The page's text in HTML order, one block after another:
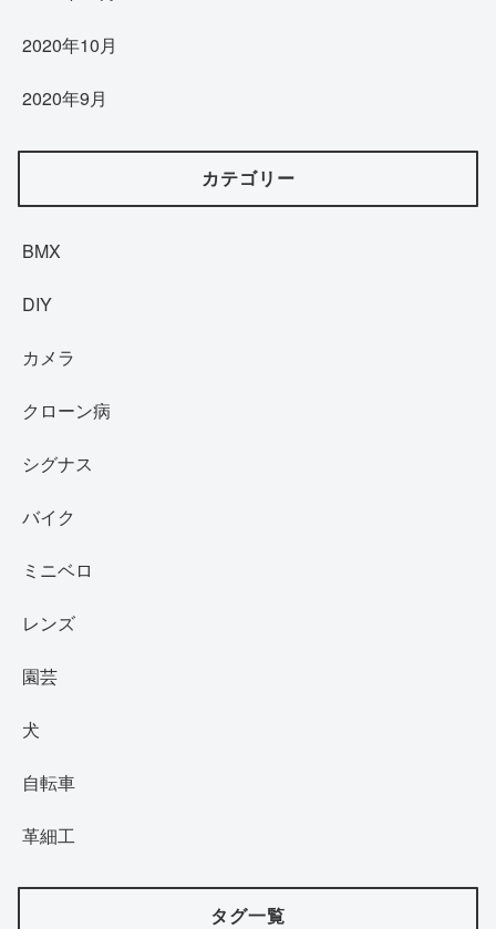
2020年10月
2020年9月
カテゴリー
BMX
DIY
カメラ
クローン病
シグナス
バイク
ミニベロ
レンズ
園芸
犬
自転車
革細工
タグ一覧